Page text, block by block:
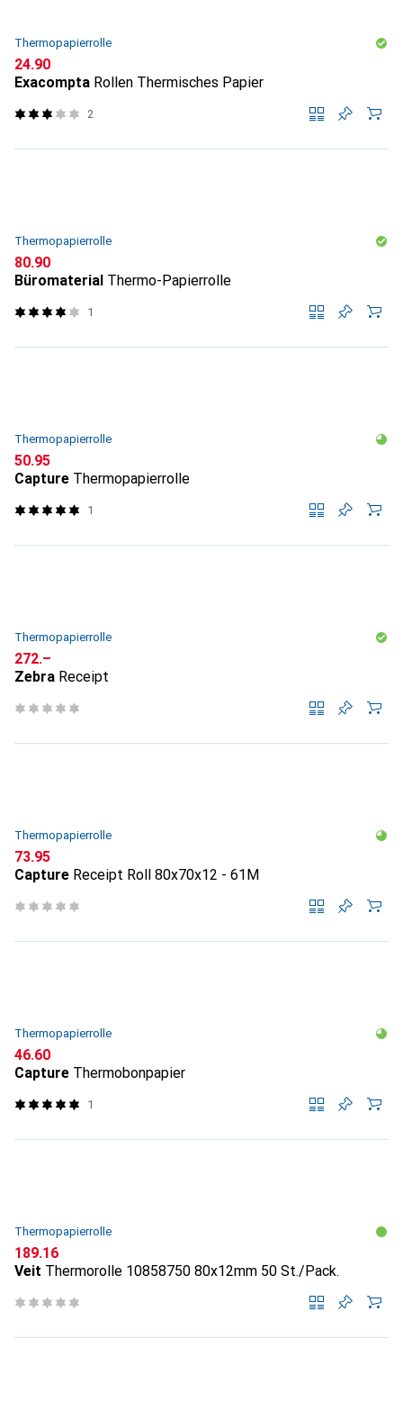
Thermopapierrolle
CHF
24.90
Exacompta Rollen Thermisches Papier
2
Thermopapierrolle
CHF
80.90
Büromaterial Thermo-Papierrolle
1
Thermopapierrolle
CHF
50.95
Capture Thermopapierrolle
1
Thermopapierrolle
CHF
272.–
Zebra Receipt
Thermopapierrolle
CHF
73.95
Capture Receipt Roll 80x70x12 - 61M
Thermopapierrolle
CHF
46.60
Capture Thermobonpapier
1
Thermopapierrolle
CHF
189.16
Veit Thermorolle 10858750 80x12mm 50 St./Pack.